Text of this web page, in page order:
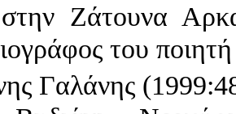
Ζάτουνα
του
Γαλάνης